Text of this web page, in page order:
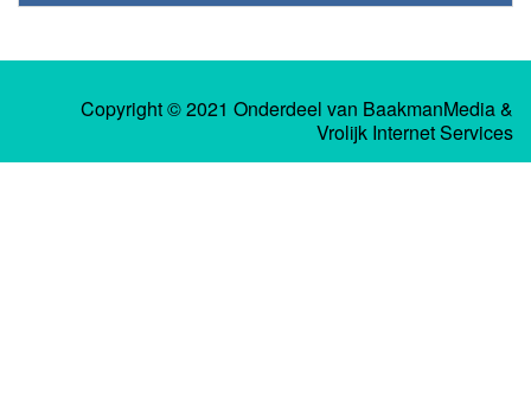
Copyright © 2021 Onderdeel van BaakmanMedia&
Vrolijk Internet Services